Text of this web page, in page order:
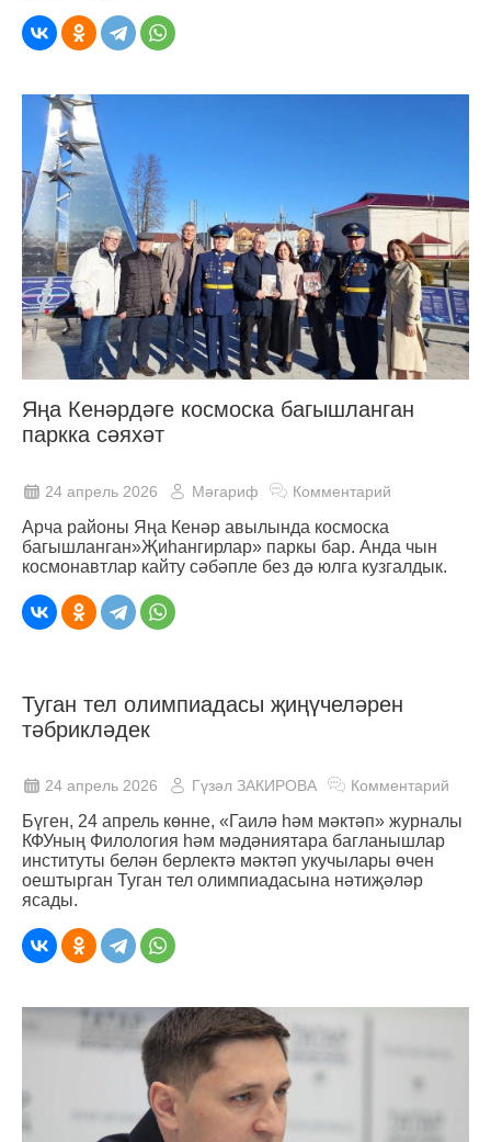
Яңа Кенәрдәге космоска багышланган
паркка сәяхәт
24 апрель 2026 Мәгариф Комментарий
Арча районы Яңа Кенәр авылында космоска
багышланган»Җиһангирлар» паркы бар. Анда чын
космонавтлар кайту сәбәпле без дә юлга кузгалдык.
Туган тел олимпиадасы җиңүчеләрен
тәбрикләдек
24 апрель 2026 Гүзәл ЗАКИРОВА Комментарий
Бүген, 24 апрель көнне, «Гаилә һәм мәктәп» журналы
КФУның Филология һәм мәдәниятара багланышлар
институты белән берлектә мәктәп укучылары өчен
оештырган Туган тел олимпиадасына нәтиҗәләр
ясады.